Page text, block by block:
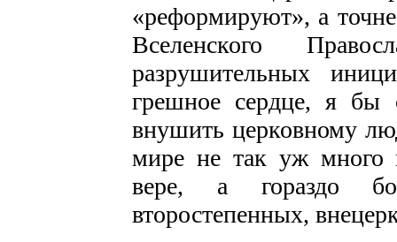
«реформируют», а
Вселенского
разрушительных
грешное сердце, я бы
внушить церковному
мире не так уж много
вере, а гораздо
второстепенных,